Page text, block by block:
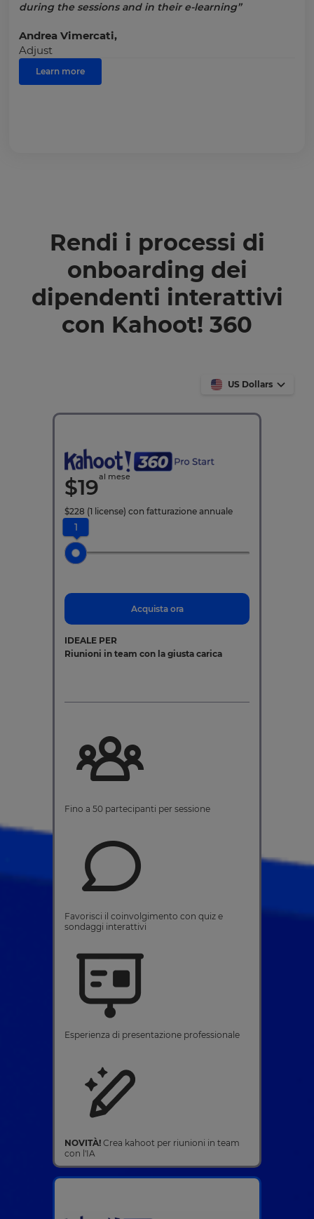
during the sessions and in their e-learning”
Andrea Vimercati,
Adjust
Learn more
Rendi i processi di
onboarding dei
dipendenti interattivi
con Kahoot! 360
US Dollars
$19al mese
$228 (1 license) con fatturazione annuale
1
Acquista ora
IDEALE PER
Riunioni in team con la giusta carica
Fino a 50 partecipanti per sessione
Favorisci il coinvolgimento con quiz e
sondaggi interattivi
Esperienza di presentazione professionale
NOVITÀ! Crea kahoot per riunioni in team
con l'IA